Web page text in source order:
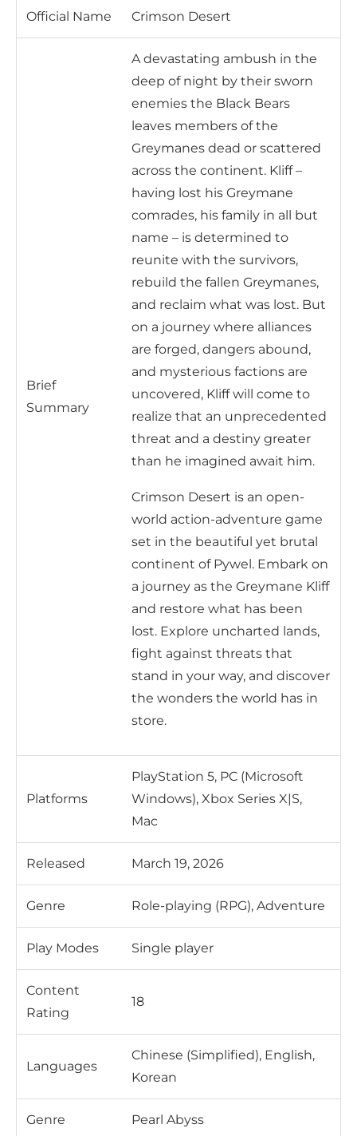
Official Name Crimson Desert
Brief
Summary
A devastating ambush in the
deep of night by their sworn
enemies the Black Bears
leaves members of the
Greymanes dead or scattered
across the continent. Kliff –
having lost his Greymane
comrades, his family in all but
name – is determined to
reunite with the survivors,
rebuild the fallen Greymanes,
and reclaim what was lost. But
on a journey where alliances
are forged, dangers abound,
and mysterious factions are
uncovered, Kliff will come to
realize that an unprecedented
threat and a destiny greater
than he imagined await him.
Crimson Desert is an open-
world action-adventure game
set in the beautiful yet brutal
continent of Pywel. Embark on
a journey as the Greymane Kliff
and restore what has been
lost. Explore uncharted lands,
fight against threats that
stand in your way, and discover
the wonders the world has in
store.
Platforms
PlayStation 5, PC (Microsoft
Windows), Xbox Series X|S,
Mac
Released March 19, 2026
Genre Role-playing (RPG), Adventure
Play Modes Single player
Content
Rating
18
Languages
Chinese (Simplified), English,
Korean
Genre Pearl Abyss